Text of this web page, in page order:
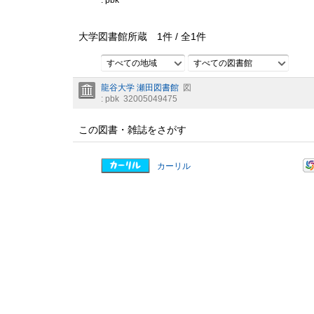
大学図書館所蔵 1件 / 全1件
すべての地域 すべての図書館
龍谷大学 瀬田図書館 図
: pbk 32005049475
この図書・雑誌をさがす
カーリル